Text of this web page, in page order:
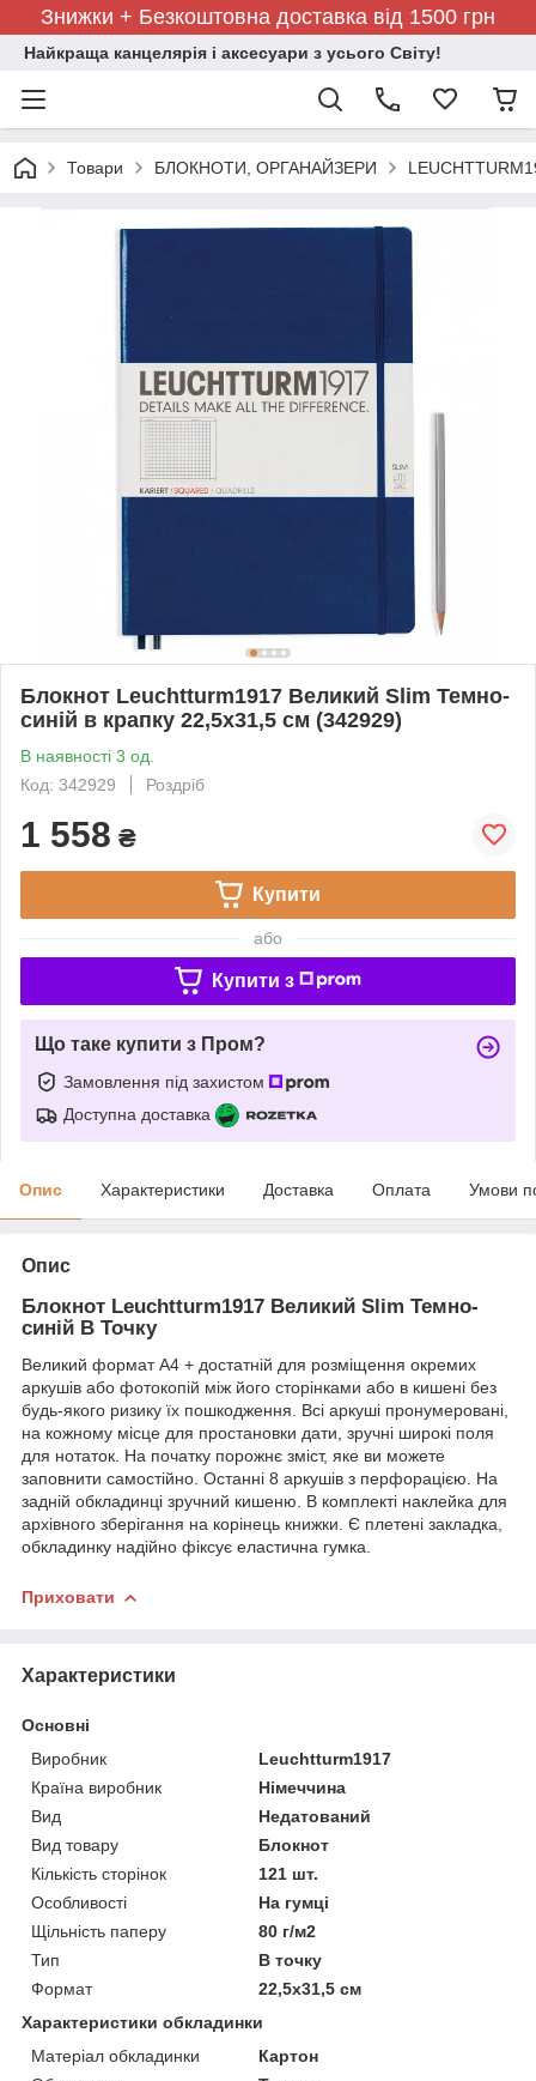
Знижки + Безкоштовна доставка від 1500 грн
Найкраща канцелярія і аксесуари з усього Світу!
Товари БЛОКНОТИ, ОРГАНАЙЗЕРИ
Блокнот Leuchtturm1917 Великий Slim Темно-
синій в крапку 22,5х31,5 см (342929)
В наявності 3 од.
Код: 342929
Роздріб
1 558 ₴
Купити
або
Купити з
Що таке купити з Пром?
Замовлення під захистом
Доступна доставка
Опис Характеристики Доставка Оплата Умови
Опис
Блокнот Leuchtturm1917 Великий Slim Темно-
синій В Точку
Великий формат А4 + достатній для розміщення окремих
аркушів або фотокопій між його сторінками або в кишені без
будь-якого ризику їх пошкодження. Всі аркуші пронумеровані,
на кожному місце для простановки дати, зручні широкі поля
для нотаток. На початку порожнє зміст, яке ви можете
заповнити самостійно. Останні 8 аркушів з перфорацією. На
задній обкладинці зручний кишеню. В комплекті наклейка для
архівного зберігання на корінець книжки. Є плетені закладка,
обкладинку надійно фіксує еластична гумка.
Приховати
Характеристики
Основні
Виробник
Leuchtturm1917
Країна виробник
Німеччина
Вид
Недатований
Вид товару
Блокнот
Кількість сторінок
121 шт.
Особливості
На гумці
Щільність паперу
80 г/м2
Тип
В точку
Формат
22,5x31,5 см
Характеристики обкладинки
Матеріал обкладинки
Картон